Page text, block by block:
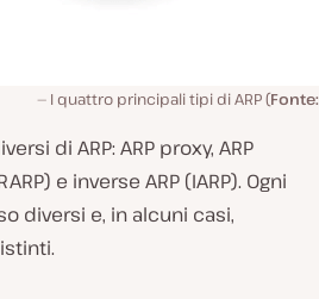
I quattro principali tipi di ARP (Fonte:
di ARP: ARP proxy, ARP
e inverse ARP (IARP). Ogni
diversi e, in alcuni casi,